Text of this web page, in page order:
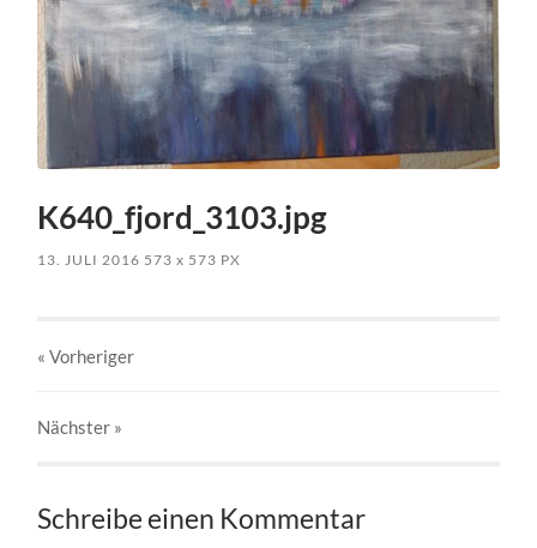
K640_fjord_3103.jpg
13. JULI 2016 573x 573 PX
« Vorheriger
Nächster »
Schreibe einen Kommentar